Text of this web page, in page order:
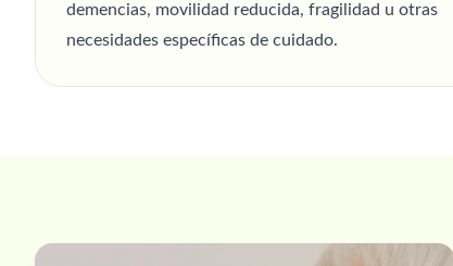
demencias, movilidad reducida, fragilidad u otras
necesidades específicas de cuidado.